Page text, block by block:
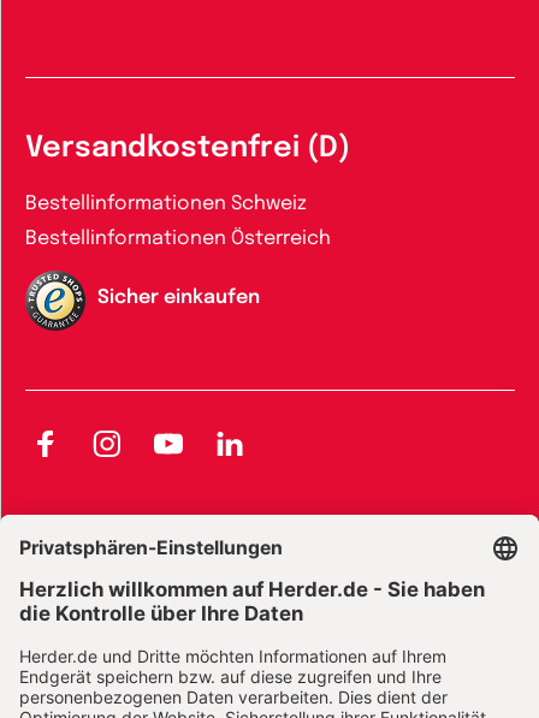
Versandkostenfrei (D)
Bestellinformationen Schweiz
Bestellinformationen Österreich
Sicher einkaufen
FacebookInstagramYouTubeLinkedIn
Widerrufsbelehrung E-Books
Widerrufsbelehrung Zeitschriften Datenschutz
Datenschutz Social Media Barrierefreiheit